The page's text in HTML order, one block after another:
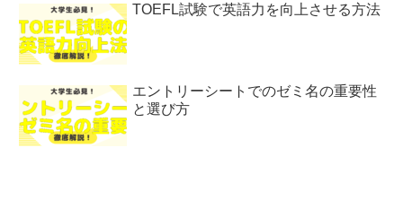
TOEFL試験で英語力を向上させる方法
エントリーシートでのゼミ名の重要性
と選び方